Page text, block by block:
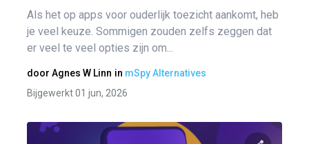
Als het op apps voor ouderlijk toezicht aankomt, heb
je veel keuze. Sommigen zouden zelfs zeggen dat
er veel te veel opties zijn om...
door Agnes W Linn in mSpy Alternatives
Bijgewerkt 01 jun, 2026